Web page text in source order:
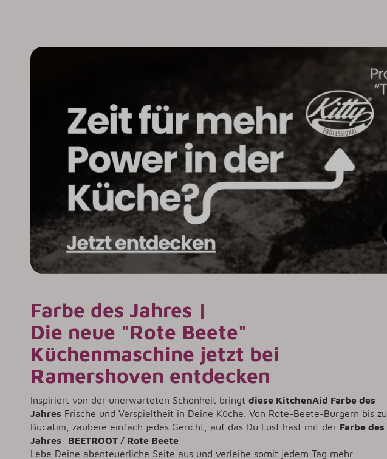
Farbe des Jahres |
Die neue "Rote Beete"
Küchenmaschine jetzt bei
Ramershoven entdecken
Inspiriert von der unerwarteten Schönheit bringt diese KitchenAid Farbe des
Jahres Frische und Verspieltheit in Deine Küche. Von Rote-Beete-Burgern bis zu
Bucatini, zaubere einfach jedes Gericht, auf das Du Lust hast mit der Farbe des
Jahres: BEETROOT / Rote Beete
Lebe Deine abenteuerliche Seite aus und verleihe somit jedem Tag mehr